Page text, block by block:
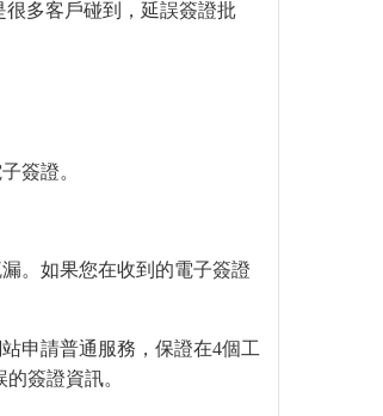
多客戶碰到，延誤簽證批
簽證。
。如果您在收到的電子簽證
申請普通服務，保證在4個工
簽證資訊。